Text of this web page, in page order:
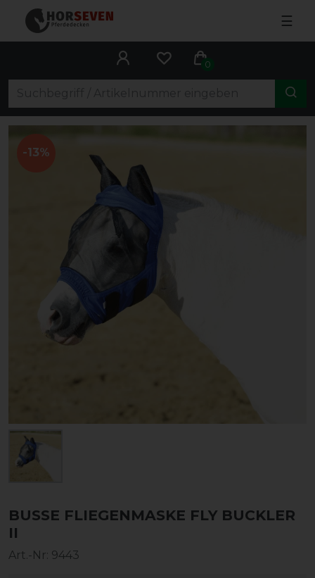
☰
0
-13%
BUSSE FLIEGENMASKE FLY BUCKLER
II
Art.-Nr: 9443